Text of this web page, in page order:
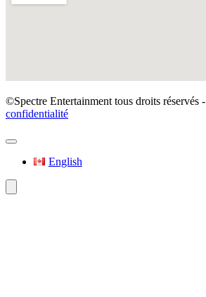
©Spectre Entertainment tous droits réservés -
confidentialité
English